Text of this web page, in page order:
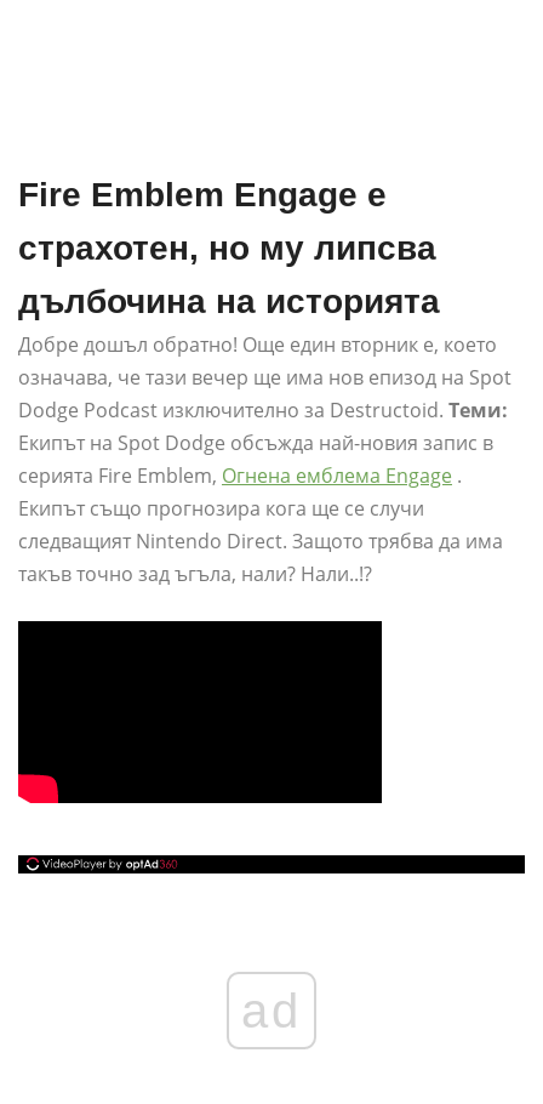
Fire Emblem Engage е
страхотен, но му липсва
дълбочина на историята
Добре дошъл обратно! Още един вторник е, което
означава, че тази вечер ще има нов епизод на Spot
Dodge Podcast изключително за Destructoid. Теми:
Екипът на Spot Dodge обсъжда най-новия запис в
серията Fire Emblem, Огнена емблема Engage .
Екипът също прогнозира кога ще се случи
следващият Nintendo Direct. Защото трябва да има
такъв точно зад ъгъла, нали? Нали..!?
ad